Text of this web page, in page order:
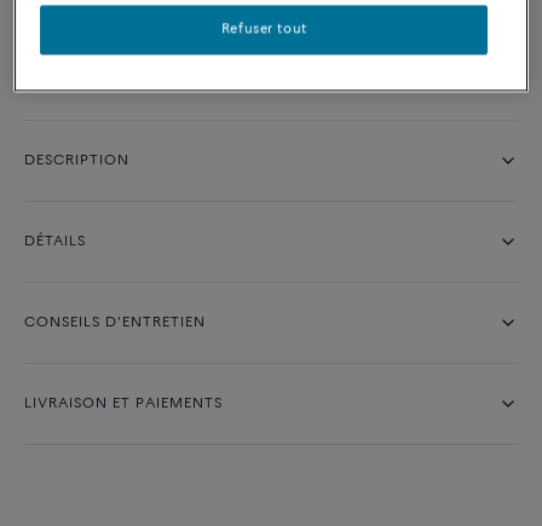
Disponibilité en boutique
DESCRIPTION
DÉTAILS
CONSEILS D'ENTRETIEN
LIVRAISON ET PAIEMENTS
Refuser tout